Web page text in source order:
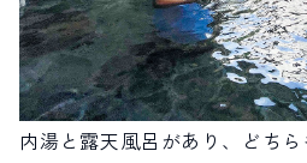
内湯と露天風呂があり、どちら